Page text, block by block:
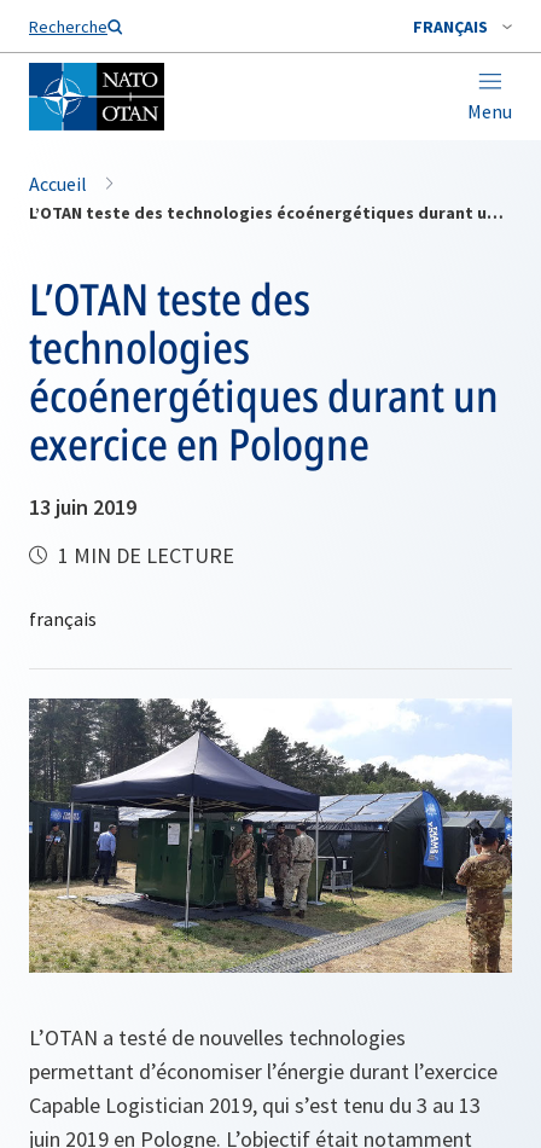
Recherche FRANÇAIS
Menu
Nom de famille*
Accueil
L’OTAN teste des technologies écoénergétiques durant un exercice en Pologne
L’OTAN teste des
technologies
écoénergétiques durant un
exercice en Pologne
13 juin 2019
1 MIN DE LECTURE
L’OTAN a testé de nouvelles technologies
permettant d’économiser l’énergie durant l’exercice
Capable Logistician 2019, qui s’est tenu du 3 au 13
juin 2019 en Pologne. L’objectif était notamment